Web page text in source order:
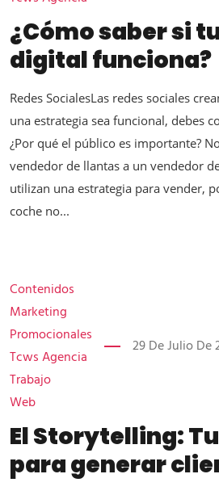
¿Cómo saber si
digital funciona?
Redes SocialesLas redes sociales
una estrategia sea funcional, debes
¿Por qué el público es importante?
vendedor de llantas a un vendedor
utilizan una estrategia para vender,
coche no...
Contenidos
Marketing
Promocionales
Tcws Agencia
Trabajo
Web
29 De Julio De
El Storytelling:
para generar